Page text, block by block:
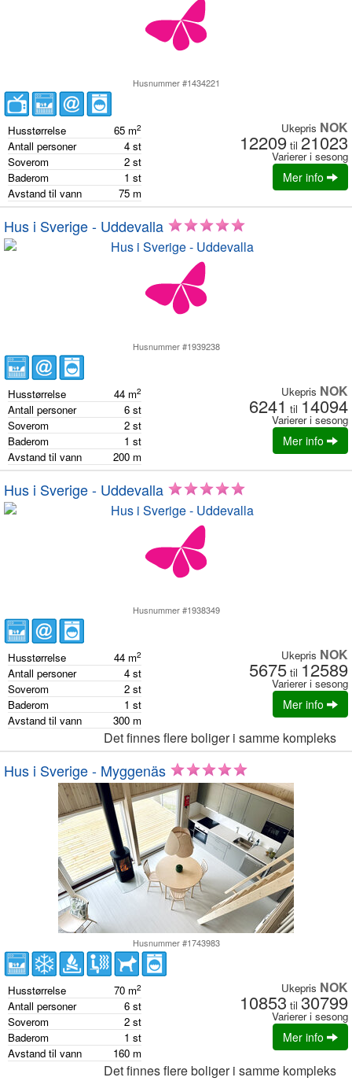
Husnummer #1434221
Husstørrelse 65 m2
Antall personer 4 st
Soverom
2 st
Baderom
1 st
Avstand til vann
75 m
Ukepris NOK
12209 til 21023
Varierer i sesong
Mer info
Hus i Sverige - Uddevalla
Husnummer #1939238
Husstørrelse 44 m2
Antall personer 6 st
Soverom
2 st
Baderom
1 st
Avstand til vann
200 m
Ukepris NOK
6241 til 14094
Varierer i sesong
Mer info
Hus i Sverige - Uddevalla
Husnummer #1938349
Husstørrelse 44 m2
Antall personer 4 st
Soverom
2 st
Baderom
1 st
Avstand til vann
300 m
Ukepris NOK
5675 til 12589
Varierer i sesong
Mer info
Det finnes flere boliger i samme kompleks
Hus i Sverige - Myggenäs
Husnummer #1743983
Husstørrelse 70 m2
Antall personer 6 st
Soverom
2 st
Baderom
1 st
Avstand til vann
160 m
Ukepris NOK
10853 til 30799
Varierer i sesong
Mer info
Det finnes flere boliger i samme kompleks